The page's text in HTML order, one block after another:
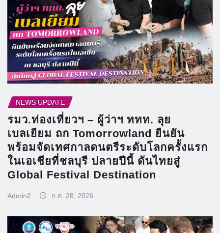
NEWS UPDATE
รมว.ท่องเที่ยวฯ – ผู้ว่าฯ ททท. ลุย
เบลเยียม ถก Tomorrowland ยืนยัน
พร้อมจัดเทศกาลดนตรีระดับโลกครั้งแรก
ในเอเชียที่ชลบุรี ปลายปีนี้ ดันไทยสู่
Global Festival Destination
Admin2 ก.ค. 28, 2026